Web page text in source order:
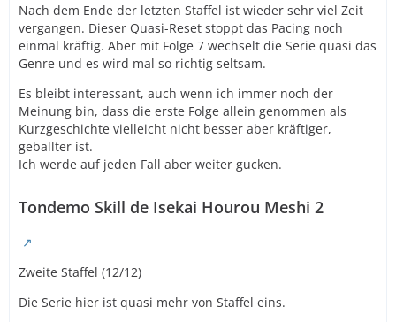
Nach dem Ende der letzten Staffel ist wieder sehr viel Zeit
vergangen. Dieser Quasi-Reset stoppt das Pacing noch
einmal kräftig. Aber mit Folge 7 wechselt die Serie quasi das
Genre und es wird mal so richtig seltsam.
Es bleibt interessant, auch wenn ich immer noch der
Meinung bin, dass die erste Folge allein genommen als
Kurzgeschichte vielleicht nicht besser aber kräftiger,
geballter ist.
Ich werde auf jeden Fall aber weiter gucken.
Tondemo Skill de Isekai Hourou Meshi 2
Zweite Staffel (12/12)
Die Serie hier ist quasi mehr von Staffel eins.